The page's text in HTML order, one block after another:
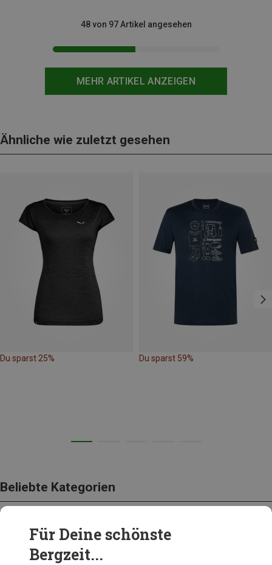
MEHR ARTIKEL ANZEIGEN
48 von 97 Artikel angesehen
Ähnliche wie zuletzt gesehen
Du sparst 25% Du sparst 59%
Beliebte Kategorien
BEKLEIDUNG
Für Deine schönste
Bergzeit...